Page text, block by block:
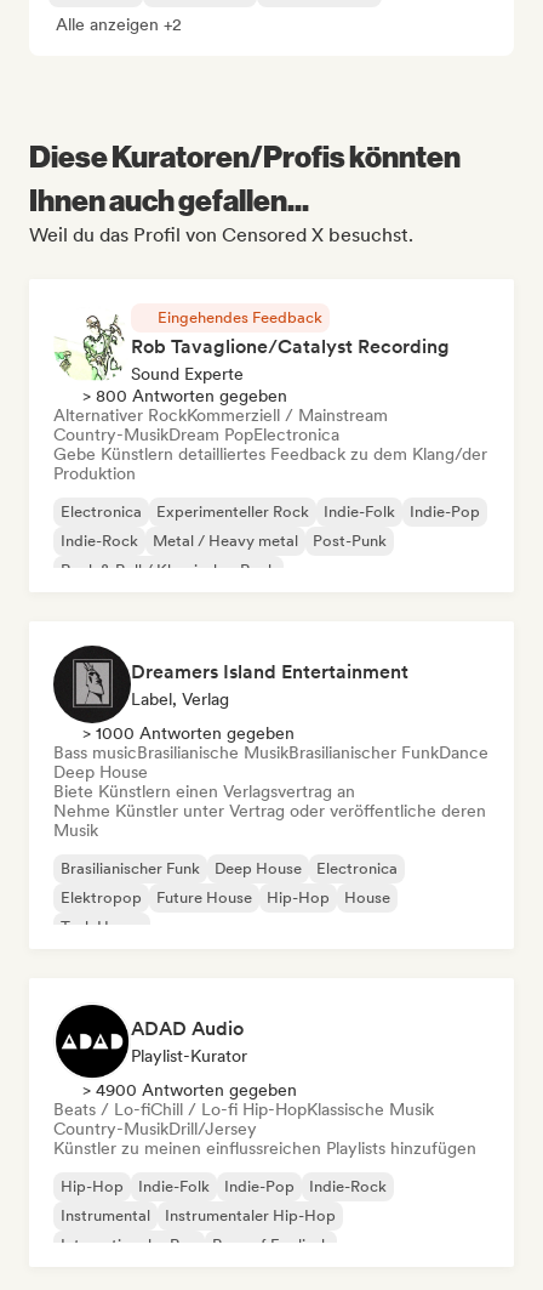
Alle anzeigen +2
Diese Kuratoren/Profis könnten
Ihnen auch gefallen...
Weil du das Profil von Censored X besuchst.
Eingehendes Feedback
Rob Tavaglione/Catalyst Recording
Sound Experte
> 800 Antworten gegeben
Alternativer RockKommerziell / Mainstream
Country-MusikDream PopElectronica
Gebe Künstlern detailliertes Feedback zu dem Klang/der
Produktion
Electronica Experimenteller Rock Indie-Folk
Indie-Pop
Indie-Rock
Metal / Heavy metal
Post-Punk
Rock & Roll / Klassischer Rock
Dreamers Island Entertainment
Label, Verlag
> 1000 Antworten gegeben
Bass musicBrasilianische MusikBrasilianischer FunkDance
Deep House
Biete Künstlern einen Verlagsvertrag an
Nehme Künstler unter Vertrag oder veröffentliche deren
Musik
Brasilianischer Funk Deep House
Electronica
Elektropop
Future House Hip-Hop
House
Tech House
ADAD Audio
Playlist-Kurator
> 4900 Antworten gegeben
Beats / Lo-fiChill / Lo-fi Hip-HopKlassische Musik
Country-MusikDrill/Jersey
Künstler zu meinen einflussreichen Playlists hinzufügen
Hip-Hop Indie-Folk Indie-Pop
Indie-Rock
Instrumental
Instrumentaler Hip-Hop
Internationaler Rap
Rap auf Englisch